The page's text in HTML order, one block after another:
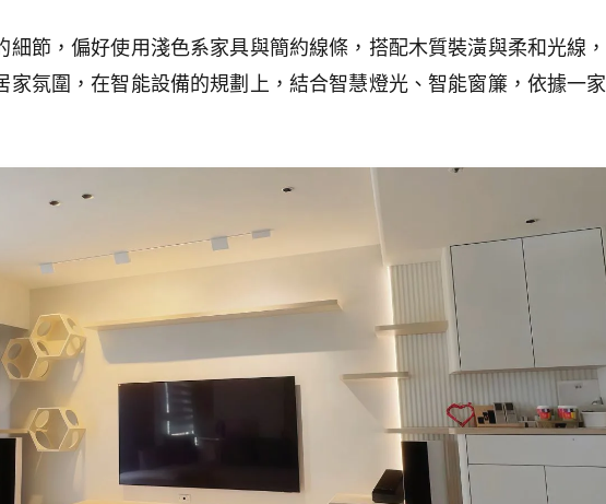
節，偏好使用淺色系家具與簡約線條，搭配木質裝潢與柔和光線，
家氛圍，在智能設備的規劃上，結合智慧燈光、智能窗簾，依據一家